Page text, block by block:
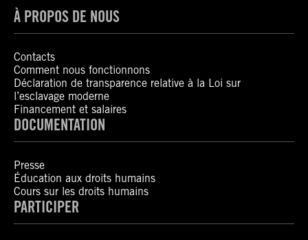
À PROPOS DE NOUS
Contacts
Comment nous fonctionnons
Déclaration de transparence relative à la Loi sur
l’esclavage moderne
Financement et salaires
DOCUMENTATION
Presse
Éducation aux droits humains
Cours sur les droits humains
PARTICIPER